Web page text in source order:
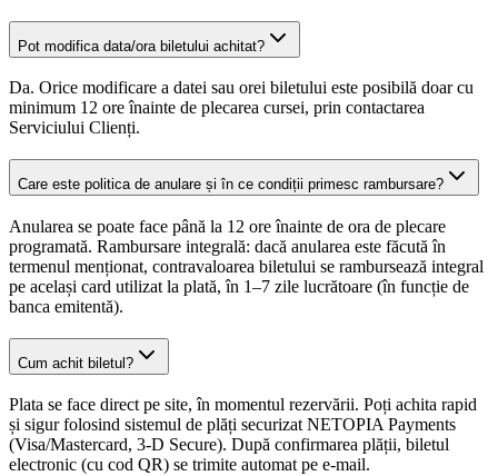
Pot modifica data/ora biletului achitat?
Da. Orice modificare a datei sau orei biletului este posibilă doar cu
minimum 12 ore înainte de plecarea cursei, prin contactarea
Serviciului Clienți.
Care este politica de anulare și în ce condiții primesc rambursare?
Anularea se poate face până la 12 ore înainte de ora de plecare
programată. Rambursare integrală: dacă anularea este făcută în
termenul menționat, contravaloarea biletului se rambursează integral
pe același card utilizat la plată, în 1–7 zile lucrătoare (în funcție de
banca emitentă).
Cum achit biletul?
Plata se face direct pe site, în momentul rezervării. Poți achita rapid
și sigur folosind sistemul de plăți securizat NETOPIA Payments
(Visa/Mastercard, 3-D Secure). După confirmarea plății, biletul
electronic (cu cod QR) se trimite automat pe e-mail.